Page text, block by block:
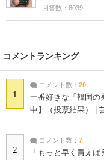
回答数：8039
コメントランキング
1
コメント数： 20
一番好きな「韓国の
中】（投票結果） |
2
コメント数： 7
「もっと早く買え